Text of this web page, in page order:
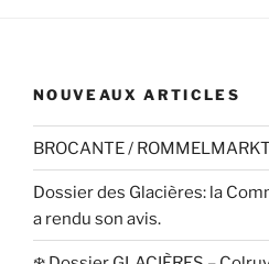
NOUVEAUX ARTICLES
BROCANTE /
Dossier des Glacières: la
a rendu son avis.